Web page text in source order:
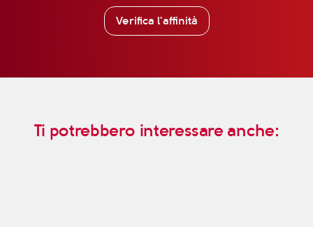
Verifica l'affinità
Ti potrebbero interessare anche: